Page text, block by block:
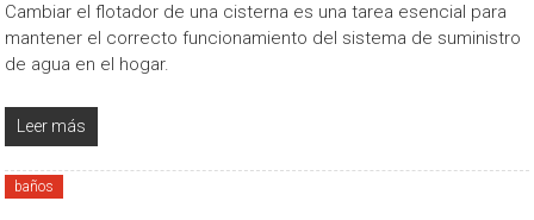
Cambiar el flotador de una cisterna es una tarea esencial para
mantener el correcto funcionamiento del sistema de suministro
de agua en el hogar.
Leer más
baños